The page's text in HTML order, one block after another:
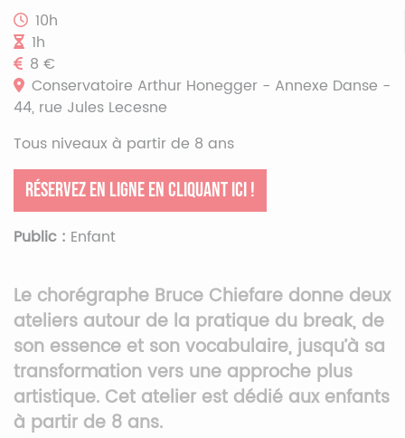
10h
1h
8 €
Conservatoire Arthur Honegger - Annexe Danse -
44, rue Jules Lecesne
Tous niveaux à partir de 8 ans
Réservez en ligne en cliquant ici !
Public : Enfant
Le chorégraphe Bruce Chiefare donne deux
ateliers autour de la pratique du break, de
son essence et son vocabulaire, jusqu’à sa
transformation vers une approche plus
artistique. Cet atelier est dédié aux enfants
à partir de 8 ans.